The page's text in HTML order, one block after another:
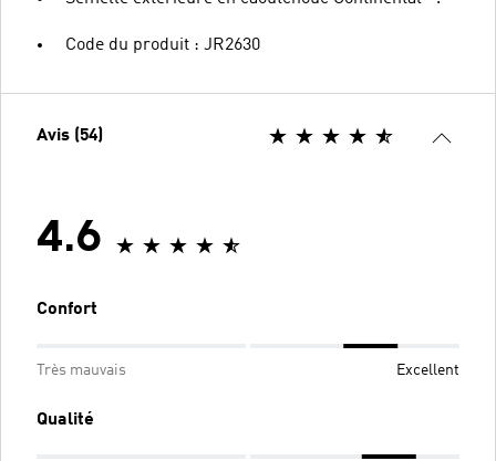
Code du produit : JR2630
Avis (54)
4.6
Confort
Très mauvais Excellent
Qualité